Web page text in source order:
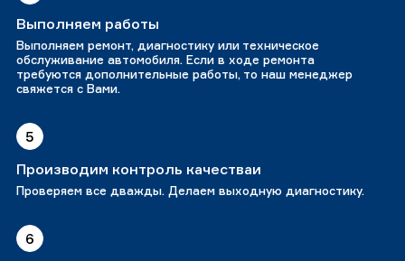
Выполняем работы
Выполняем ремонт, диагностику или техническое
обслуживание автомобиля. Если в ходе ремонта
требуются дополнительные работы, то наш менеджер
свяжется с Вами.
5
Производим контроль качестваи
Проверяем все дважды. Делаем выходную диагностику.
6